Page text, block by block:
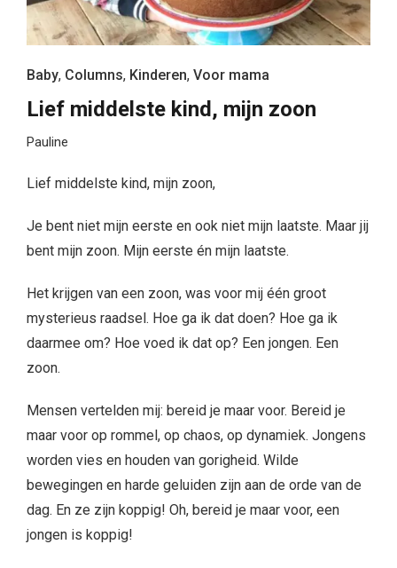
Baby, Columns, Kinderen, Voor mama
Lief middelste kind, mijn zoon
Pauline
Lief middelste kind, mijn zoon,
Je bent niet mijn eerste en ook niet mijn laatste. Maar jij
bent mijn zoon. Mijn eerste én mijn laatste.
Het krijgen van een zoon, was voor mij één groot
mysterieus raadsel. Hoe ga ik dat doen? Hoe ga ik
daarmee om? Hoe voed ik dat op? Een jongen. Een
zoon.
Mensen vertelden mij: bereid je maar voor. Bereid je
maar voor op rommel, op chaos, op dynamiek. Jongens
worden vies en houden van gorigheid. Wilde
bewegingen en harde geluiden zijn aan de orde van de
dag. En ze zijn koppig! Oh, bereid je maar voor, een
jongen is koppig!